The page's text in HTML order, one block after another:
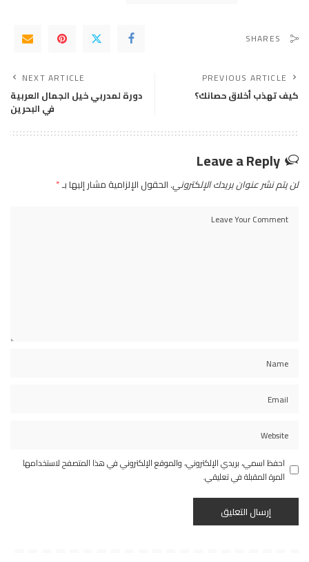
SHARES
PREVIOUS ARTICLE
كيف تهذب أخلاق حصانك؟
NEXT ARTICLE
دورة لمدربي خيل الجمال العربية
في البحرين
Leave a Reply
لن يتم نشر عنوان بريدك الإلكتروني. الحقول الإلزامية مشار إليها بـ*
احفظ اسمي، بريدي الإلكتروني، والموقع الإلكتروني في هذا المتصفح لاستخدامها
المرة المقبلة في تعليقي.